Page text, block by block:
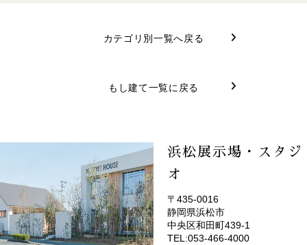
カテゴリ別一覧へ戻る
もし建て一覧に戻る
浜松展示場・スタジ
オ
(EMOTOP浜松)
〒435-0016
静岡県浜松市
中央区和田町439-1
TEL:053-466-4000